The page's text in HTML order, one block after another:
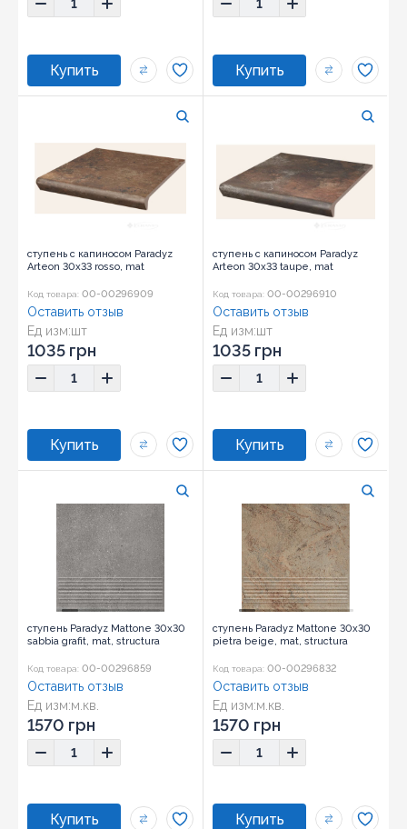
ступень с капиносом Paradyz
Arteon 30x33 rosso, mat
Код товара: 00-00296909
Ед изм:шт
Оставить отзыв
1035 грн
ступень с капиносом Paradyz
Arteon 30x33 taupe, mat
Код товара: 00-00296910
Ед изм:шт
Оставить отзыв
1035 грн
ступень Paradyz Mattone 30x30
sabbia grafit, mat, structura
Код товара: 00-00296859
Ед изм:м.кв.
Оставить отзыв
1570 грн
ступень Paradyz Mattone 30x30
pietra beige, mat, structura
Код товара: 00-00296832
Ед изм:м.кв.
Оставить отзыв
1570 грн